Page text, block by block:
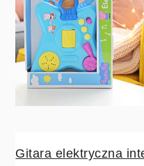
Gitara elektryczna